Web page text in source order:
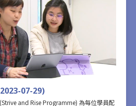
07-29)
(Strive and Rise Programme) 為每位學員配